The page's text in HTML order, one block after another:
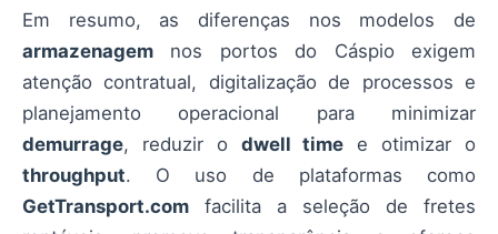
Em resumo, as diferenças nos modelos de
armazenagem nos portos do Cáspio exigem
atenção contratual, digitalização de processos e
planejamento operacional para minimizar
demurrage, reduzir o dwell time e otimizar o
throughput. O uso de plataformas como
GetTransport.com facilita a seleção de fretes